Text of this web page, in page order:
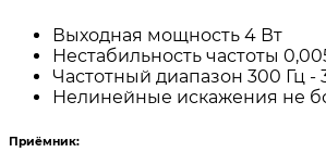
Выходная мощность 4 Вт
Нестабильность частоты
Частотный диапазон 300 Гц -
Нелинейные искажения не
Приёмник: